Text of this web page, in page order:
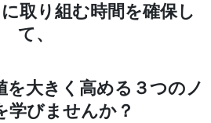
取り組む時間を確保し
て、
を大きく高める３つのノ
学びませんか？